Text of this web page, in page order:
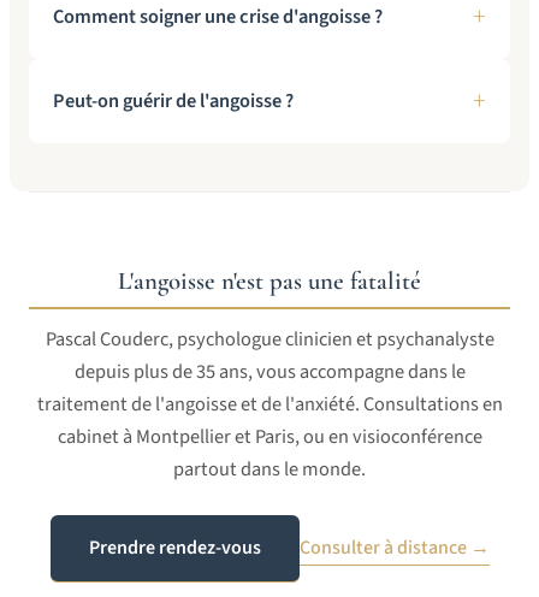
Comment soigner une crise d'angoisse ?
Peut-on guérir de l'angoisse ?
L'angoisse n'est pas une fatalité
Pascal Couderc, psychologue clinicien et psychanalyste
depuis plus de 35 ans, vous accompagne dans le
traitement de l'angoisse et de l'anxiété. Consultations en
cabinet à Montpellier et Paris, ou en visioconférence
partout dans le monde.
Prendre rendez-vous Consulter à distance →